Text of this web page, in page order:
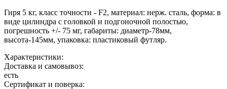
Гиря 5 кг, класс точности - F2, материал: нерж. сталь, форма: в
виде цилиндра с головкой и подгоночной полостью,
погрешность +/- 75 мг, габариты: диаметр-78мм,
высота-145мм, упаковка: пластиковый футляр.
Характеристики:
Доставка и самовывоз:
есть
Сертификат и поверка: